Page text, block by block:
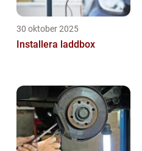
30 oktober 2025
Installera laddbox